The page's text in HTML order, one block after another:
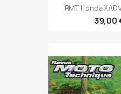
RMT Honda
39,00